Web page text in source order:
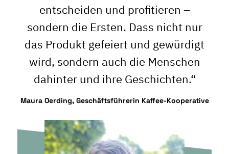
entscheiden und profitieren –
sondern die Ersten. Dass nicht nur
das Produkt gefeiert und gewürdigt
wird, sondern auch die Menschen
dahinter und ihre Geschichten.“
Maura Oerding, Geschäftsführerin Kaffee-Kooperative